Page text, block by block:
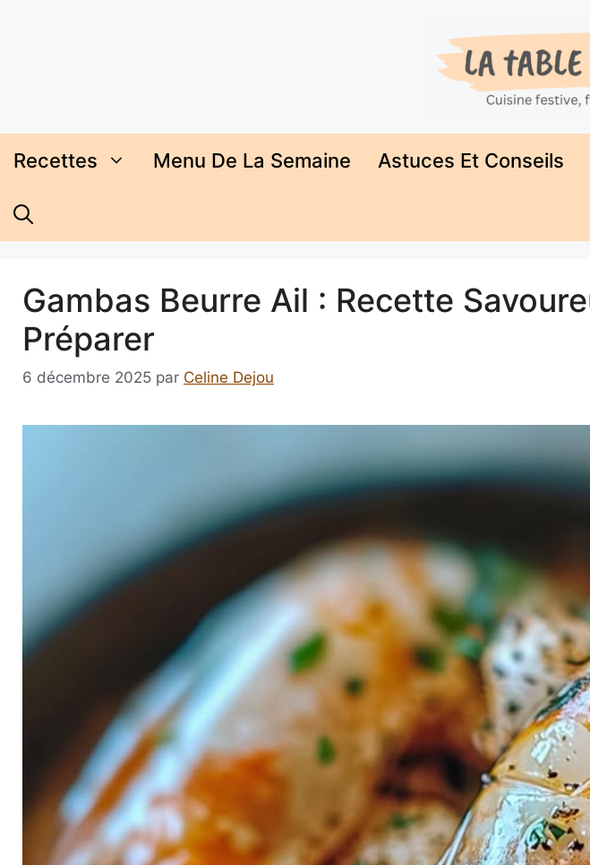
Recettes Menu De La Semaine Astuces Et Conseils
Gambas Beurre Ail : Recette
Préparer
6 décembre 2025 par Celine Dejou